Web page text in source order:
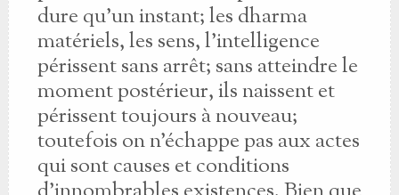
dure qu'un instant; les dharma
matériels, les sens, l'intelligence
périssent sans arrêt; sans atteindre le
moment postérieur, ils naissent et
périssent toujours à nouveau;
toutefois on n'échappe pas aux actes
qui sont causes et conditions